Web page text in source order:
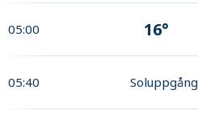
05:00 16°
05:40 Soluppgång